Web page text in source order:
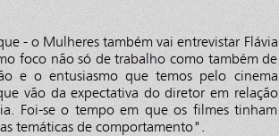
- o Mulheres também vai entrevistar Flávia
foco não só de trabalho como também de
e o entusiasmo que temos pelo cinema
vão da expectativa do diretor em relação
Foi-se o tempo em que os filmes tinham
temáticas de comportamento".